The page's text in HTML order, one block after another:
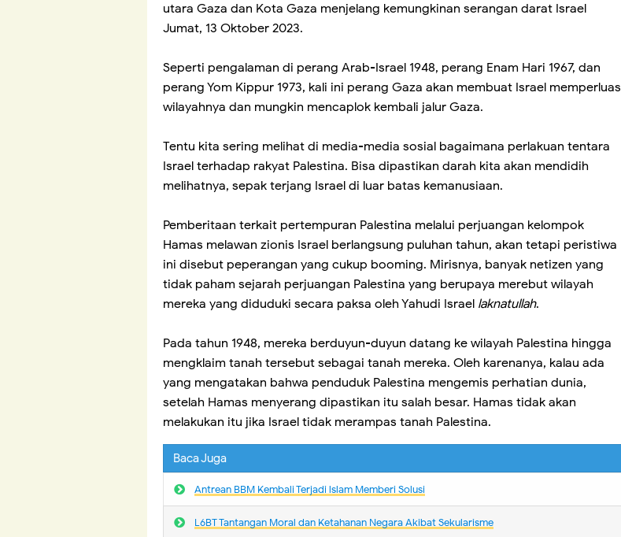
utara Gaza dan Kota Gaza menjelang kemungkinan serangan darat Israel
Jumat, 13 Oktober 2023.
Seperti pengalaman di perang Arab-Israel 1948, perang Enam Hari 1967, dan
perang Yom Kippur 1973, kali ini perang Gaza akan membuat Israel memperluas
wilayahnya dan mungkin mencaplok kembali jalur Gaza.
Tentu kita sering melihat di media-media sosial bagaimana perlakuan tentara
Israel terhadap rakyat Palestina. Bisa dipastikan darah kita akan mendidih
melihatnya, sepak terjang Israel di luar batas kemanusiaan.
Pemberitaan terkait pertempuran Palestina melalui perjuangan kelompok
Hamas melawan zionis Israel berlangsung puluhan tahun, akan tetapi peristiwa
ini disebut peperangan yang cukup booming. Mirisnya, banyak netizen yang
tidak paham sejarah perjuangan Palestina yang berupaya merebut wilayah
mereka yang diduduki secara paksa oleh Yahudi Israel laknatullah.
Pada tahun 1948, mereka berduyun-duyun datang ke wilayah Palestina hingga
mengklaim tanah tersebut sebagai tanah mereka. Oleh karenanya, kalau ada
yang mengatakan bahwa penduduk Palestina mengemis perhatian dunia,
setelah Hamas menyerang dipastikan itu salah besar. Hamas tidak akan
melakukan itu jika Israel tidak merampas tanah Palestina.
Baca Juga
Antrean BBM Kembali Terjadi lslam Memberi Solusi
L6BT Tantangan Moral dan Ketahanan Negara Akibat Sekularisme